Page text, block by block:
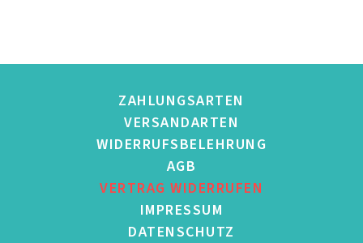
ZAHLUNGSARTEN
VERSANDARTEN
WIDERRUFSBELEHRUNG
AGB
VERTRAG WIDERRUFEN
IMPRESSUM
DATENSCHUTZ